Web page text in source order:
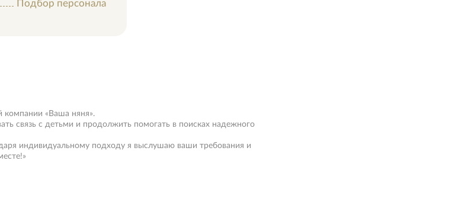
Подбор персонала
«Ваша няня».
связь с детьми и продолжить помогать в поисках надежного
индивидуальному подходу я выслушаю ваши требования и